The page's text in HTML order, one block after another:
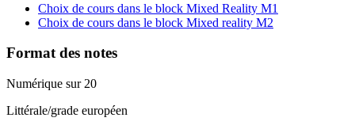
Choix de cours dans le block Mixed Reality M1
Choix de cours dans le block Mixed reality M2
Format des notes
Numérique sur 20
Littérale/grade européen